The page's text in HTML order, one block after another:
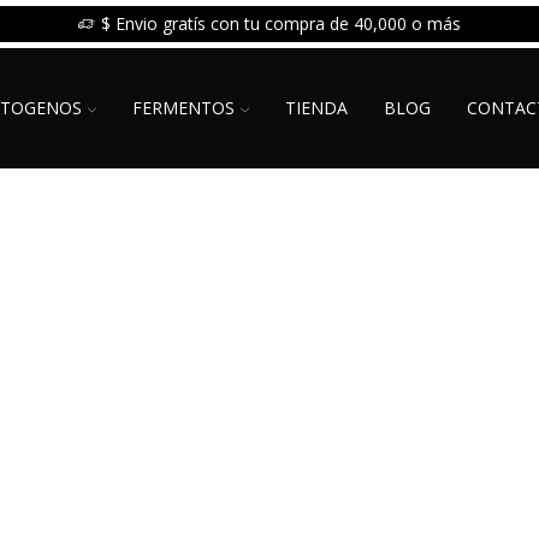
$ Envio gratís con tu compra de 40,000 o más
FERMENTOS TIENDA BLOG